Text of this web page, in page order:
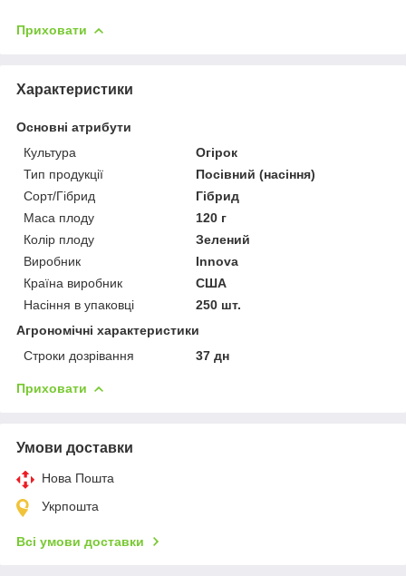
Приховати
Характеристики
Основні атрибути
Культура
Огірок
Тип продукції
Посівний (насіння)
Сорт/Гібрид
Гібрид
Маса плоду
120 г
Колір плоду
Зелений
Виробник
Innova
Країна виробник
США
Насіння в упаковці
250 шт.
Агрономічні характеристики
Строки дозрівання
37 дн
Приховати
Умови доставки
Нова Пошта
Укрпошта
Всі умови доставки